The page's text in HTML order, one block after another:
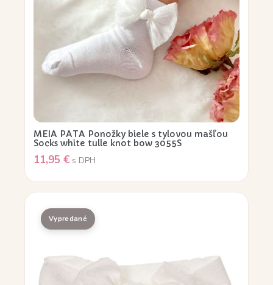
MEIA PATA Ponožky biele s tylovou mašľou
Socks white tulle knot bow 3055S
11,95 € s DPH